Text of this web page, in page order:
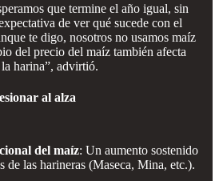
que termine el año igual, sin
de ver qué sucede con el
te digo, nosotros no usamos maíz
del precio del maíz también afecta
harina”, advirtió.
al alza
del maíz: Un aumento sostenido
de las harineras (Maseca, Mina, etc.).